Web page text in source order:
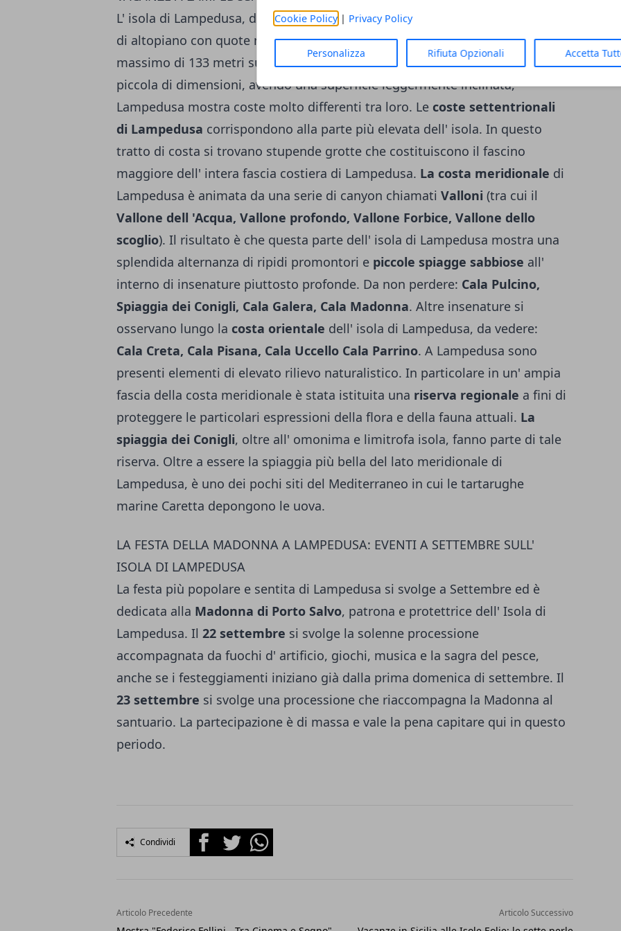
Cookie Policy| Privacy Policy
Personalizza Rifiuta Opzionali Accetta
L' isola di Lampedusa, dall' aspetto triangolare, si presenta come una sorta
di altopiano con quote molto basse intorno agli 80-100 metri fino ad un
massimo di 133 metri sul livello del mare ad Alberto Sole. Pur essendo
piccola di dimensioni, avendo una superficie leggermente inclinata,
Lampedusa mostra coste molto differenti tra loro. Le coste settentrionali
di Lampedusa corrispondono alla parte più elevata dell' isola. In questo
tratto di costa si trovano stupende grotte che costituiscono il fascino
maggiore dell' intera fascia costiera di Lampedusa. La costa meridionale di
Lampedusa è animata da una serie di canyon chiamati Valloni (tra cui il
Vallone dell 'Acqua, Vallone profondo, Vallone Forbice, Vallone dello
scoglio). Il risultato è che questa parte dell' isola di Lampedusa mostra una
splendida alternanza di ripidi promontori e piccole spiagge sabbiose all'
interno di insenature piuttosto profonde. Da non perdere: Cala Pulcino,
Spiaggia dei Conigli, Cala Galera, Cala Madonna. Altre insenature si
osservano lungo la costa orientale dell' isola di Lampedusa, da vedere:
Cala Creta, Cala Pisana, Cala Uccello Cala Parrino. A Lampedusa sono
presenti elementi di elevato rilievo naturalistico. In particolare in un' ampia
fascia della costa meridionale è stata istituita una riserva regionale a fini di
proteggere le particolari espressioni della flora e della fauna attuali. La
spiaggia dei Conigli, oltre all' omonima e limitrofa isola, fanno parte di tale
riserva. Oltre a essere la spiaggia più bella del lato meridionale di
Lampedusa, è uno dei pochi siti del Mediterraneo in cui le tartarughe
marine Caretta depongono le uova.
LA FESTA DELLA MADONNA A LAMPEDUSA: EVENTI A SETTEMBRE SULL'
ISOLA DI LAMPEDUSA
La festa più popolare e sentita di Lampedusa si svolge a Settembre ed è
dedicata alla Madonna di Porto Salvo, patrona e protettrice dell' Isola di
Lampedusa. Il 22 settembre si svolge la solenne processione
accompagnata da fuochi d' artificio, giochi, musica e la sagra del pesce,
anche se i festeggiamenti iniziano già dalla prima domenica di settembre. Il
23 settembre si svolge una processione che riaccompagna la Madonna al
santuario. La partecipazione è di massa e vale la pena capitare qui in questo
periodo.
Condividi FacebookTwitterWhatsapp
Articolo Precedente Articolo Successivo